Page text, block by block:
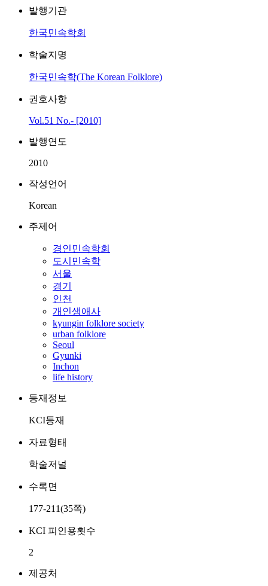
발행기관
한국민속학회
학술지명
한국민속학(The Korean Folklore)
권호사항
Vol.51 No.- [2010]
발행연도
2010
작성언어
Korean
주제어
경인민속학회
도시민속학
서울
경기
인천
개인생애사
kyungin folklore society
urban folklore
Seoul
Gyunki
Inchon
life history
등재정보
KCI등재
자료형태
학술저널
수록면
177-211(35쪽)
KCI 피인용횟수
2
제공처